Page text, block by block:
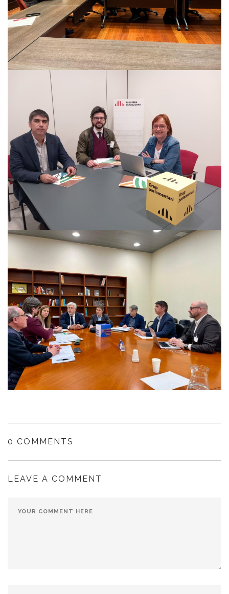
0 COMMENTS
LEAVE A COMMENT